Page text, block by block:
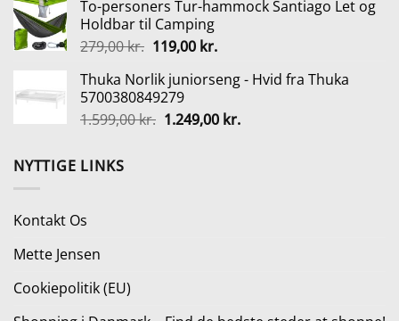
pris
var:
129,95 kr..
pris
er:
65,00 kr..
To-personers Tur-hammock Santiago Let og
Holdbar til Camping
279,00kr. Den
pris
var:
279,00 kr..
119,00 kr.Den
pris
119,00 kr..
Thuka Norlik juniorseng - Hvid fra Thuka
5700380849279
1.599,00kr. Den
1.249,00 kr.Den
NYTTIGE LINKS
Kontakt Os
Mette Jensen
Cookiepolitik (EU)